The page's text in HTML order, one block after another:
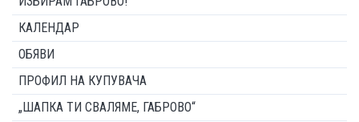
КАЛЕНДАР
ОБЯВИ
ПРОФИЛ НА КУПУВАЧА
„ШАПКА ТИ СВАЛЯМЕ, ГАБРОВО“